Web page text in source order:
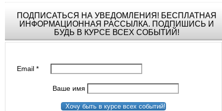
ПОДПИСАТЬСЯ НА УВЕДОМЛЕНИЯ! БЕСПЛАТНАЯ
ИНФОРМАЦИОННАЯ РАССЫЛКА. ПОДПИШИСЬ И
БУДЬ В КУРСЕ ВСЕХ СОБЫТИЙ!
Email*
Ваше имя
Хочу быть в курсе всех событий!